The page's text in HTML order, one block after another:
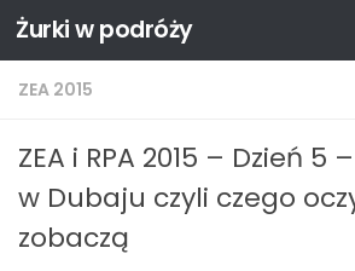
Przejdź do treści
Żurki w podróży
ZEA 2015
ZEA i RPA 2015 – Dzień
w Dubaju czyli czego
zobaczą